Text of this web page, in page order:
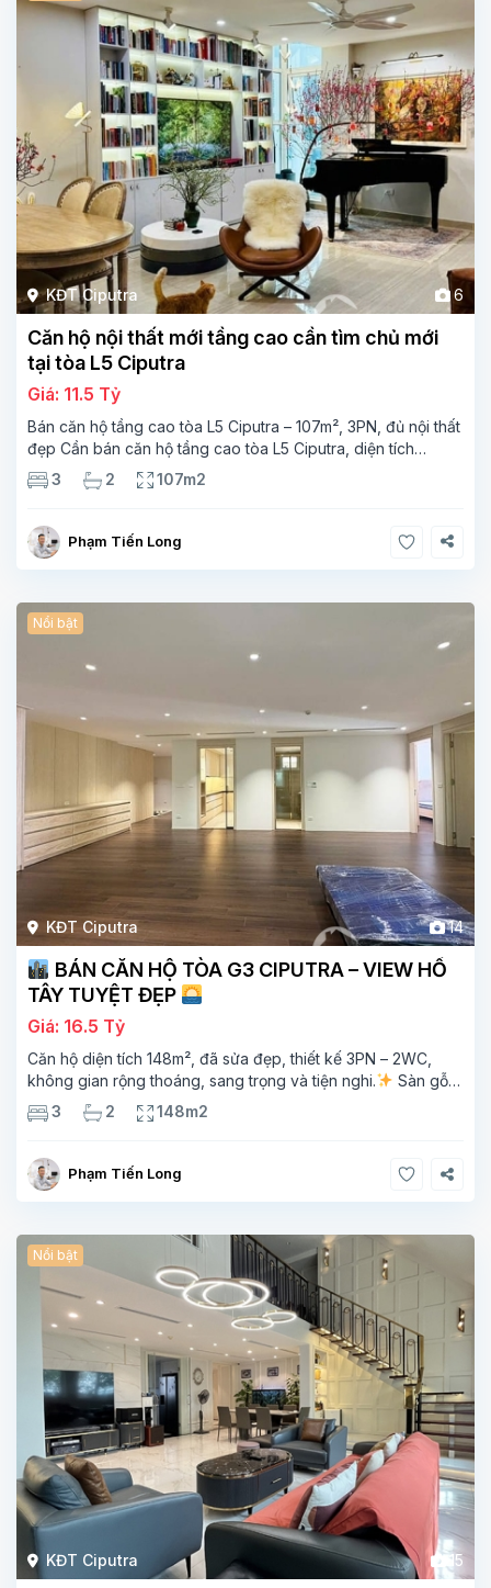
KĐT Ciputra 6
Căn hộ nội thất mới tầng cao cần tìm chủ mới
tại tòa L5 Ciputra
Giá: 11.5 Tỷ
Bán căn hộ tầng cao tòa L5 Ciputra – 107m², 3PN, đủ nội thất
đẹp Cần bán căn hộ tầng cao tòa L5 Ciputra, diện tích
107m², thiết kế 3 phòng ngủ – 2 vệ sinh, không gian rộng
thoáng. Căn
3 2 107m2
Phạm Tiến Long
KĐT Ciputra 14
Nổi bật
BÁN CĂN HỘ TÒA G3 CIPUTRA – VIEW HỒ
TÂY TUYỆT ĐẸP
Giá: 16.5 Tỷ
Căn hộ diện tích 148m², đã sửa đẹp, thiết kế 3PN – 2WC,
không gian rộng thoáng, sang trọng và tiện nghi.
Sàn gỗ
cao cấp, ánh sáng tự nhiên chan hòa, view hồ Tây đắt giá –
mang lại
3 2 148m2
Phạm Tiến Long
KĐT Ciputra 15
Nổi bật